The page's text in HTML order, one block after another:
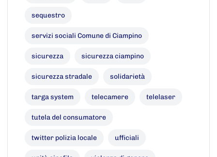
sequestro
servizi sociali Comune di Ciampino
sicurezza sicurezza ciampino
sicurezza stradale solidarietà
targa system telecamere telelaser
tutela del consumatore
twitter polizia locale ufficiali